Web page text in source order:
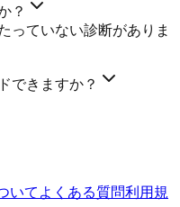
？
っていない診断がありま
できますか？
いて よくある質問利用規